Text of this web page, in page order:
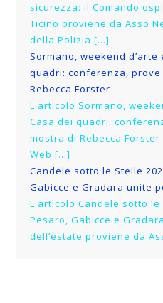
sicurezza: il Comando
Ticino proviene da Asso
della Polizia […]
Sormano, weekend
quadri: conferenza,
Rebecca Forster
L'articolo Sormano,
Casa dei quadri:
mostra di Rebecca
Web […]
Candele sotto le Stelle
Gabicce e Gradara unite
L'articolo Candele sotto le
Pesaro, Gabicce e
dell’estate proviene da